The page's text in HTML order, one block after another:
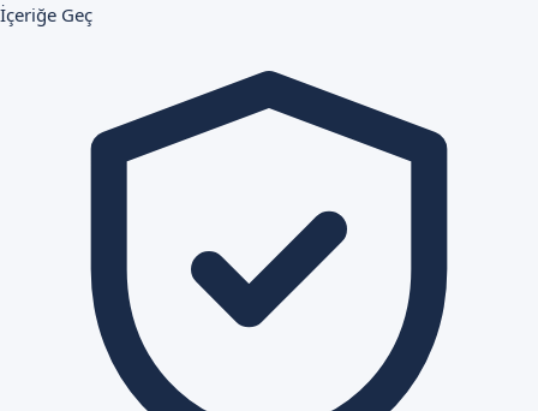
İçeriğe Geç